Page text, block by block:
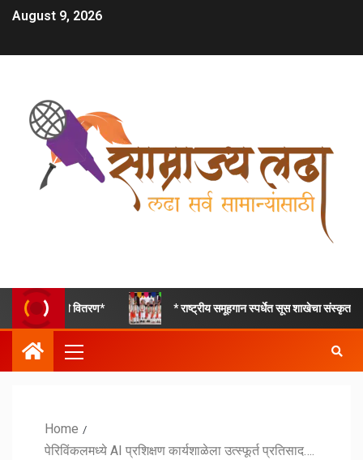
August 9, 2026
* राष्ट्रीय समूहगान स्पर्धेत सूस शाखेचा संस्कृत गीतात द्वितीय, तर हिंदी
Home
पेरिविंकलमध्ये AI प्रशिक्षण कार्यशाळेला उत्स्फूर्त प्रतिसाद….